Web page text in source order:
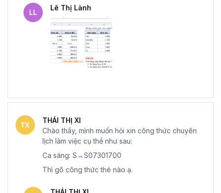
Lê Thị Lành
THÁI THỊ XI
Chào thầy, mình muốn hỏi xin công thức chuyên
lịch làm việc cụ thể như sau:
Ca sáng: S→S07301700
Thì gõ công thức thé nào ạ.